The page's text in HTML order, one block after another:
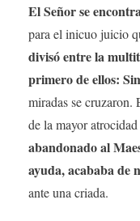
El Señor se
para el inicuo juicio
divisó entre la
primero de ellos:
miradas se cruzaron.
de la mayor
abandonado al
ayuda, acababa de
ante una criada.